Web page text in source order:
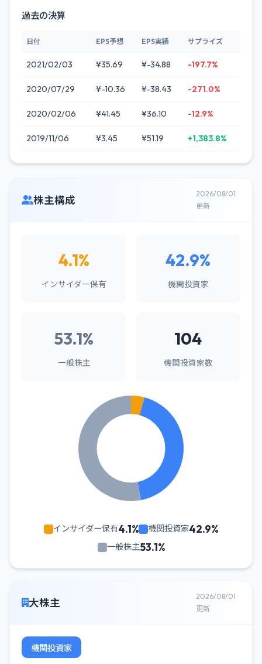
過去の決算
日付 EPS予想 EPS実績 サプライズ
2021/02/03 ¥35.69 ¥-34.88 -197.7%
2020/07/29 ¥-10.36 ¥-38.43 -271.0%
2020/02/06 ¥41.45 ¥36.10 -12.9%
2019/11/06 ¥3.45 ¥51.19 +1,383.8%
株主構成
2026/08/01
更新
4.1%
インサイダー保有
42.9%
機関投資家
53.1%
一般株主
104
機関投資家数
インサイダー保有4.1% 機関投資家42.9%
一般株主53.1%
大株主
2026/08/01
更新
機関投資家